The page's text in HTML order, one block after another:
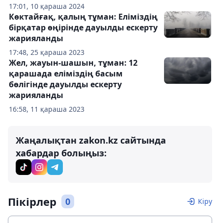
17:01, 10 қараша 2024
17:48, 25 қараша 2023
Көктайғақ, қалың тұман: Еліміздің
бірқатар өңірінде дауылды ескерту
жарияланды
16:58, 11 қараша 2023
Жел, жауын-шашын, тұман: 12
қарашада еліміздің басым
бөлігінде дауылды ескерту
жарияланды
Жаңалықтан zakon.kz сайтында
хабардар болыңыз:
Пікірлер 0 Кіру